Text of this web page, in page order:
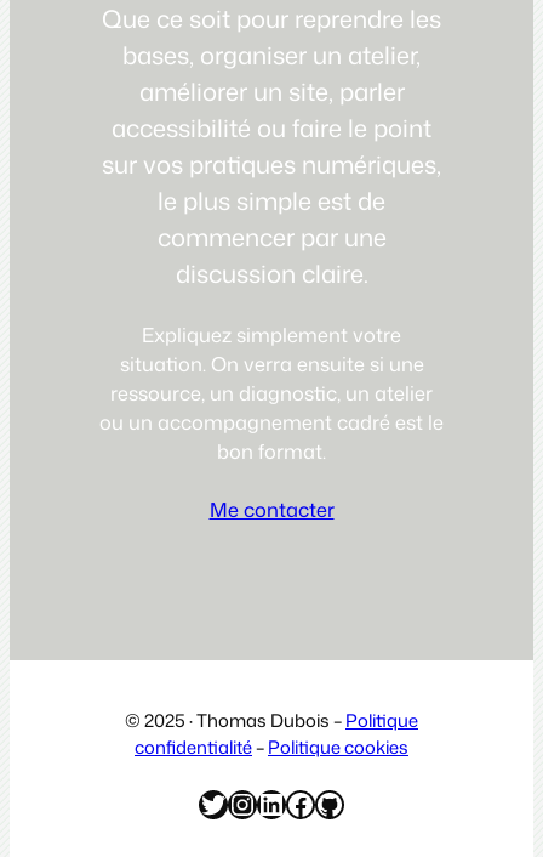
Que ce soit pour reprendre les
bases, organiser un atelier,
améliorer un site, parler
accessibilité ou faire le point
sur vos pratiques numériques,
le plus simple est de
commencer par une
discussion claire.
Expliquez simplement votre
situation. On verra ensuite si une
ressource, un diagnostic, un atelier
ou un accompagnement cadré est le
bon format.
Me contacter
© 2025 · Thomas Dubois –Politique
confidentialité–Politique cookies
Twitter
Instagram
LinkedIn
Facebook
GitHub